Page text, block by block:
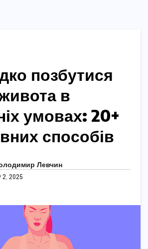
позбутися
в
умовах: 20+
способів
Левчин
2, 2025